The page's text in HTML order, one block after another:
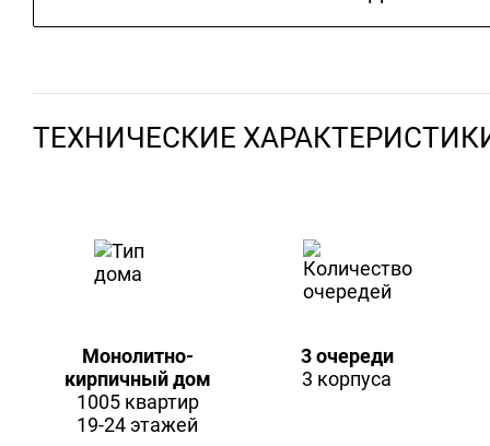
ТЕХНИЧЕСКИЕ
Монолитно-
кирпичный дом
1005 квартир
19-24 этажей
3 очереди
3 корпуса